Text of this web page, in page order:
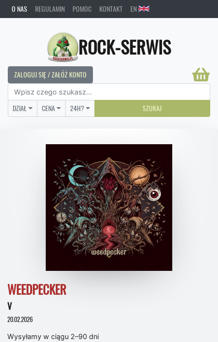
O NAS REGULAMIN POMOC KONTAKT EN
ROCK-SERWIS
ZALOGUJ SIĘ / ZAŁÓŻ KONTO
DZIAŁ CENA 24H? SZUKAJ
WEEDPECKER
V
20.02.2026
Wysyłamy w ciągu 2–90 dni